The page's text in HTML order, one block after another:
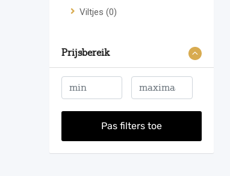
Viltjes (0)
Prijsbereik
Pas filters toe